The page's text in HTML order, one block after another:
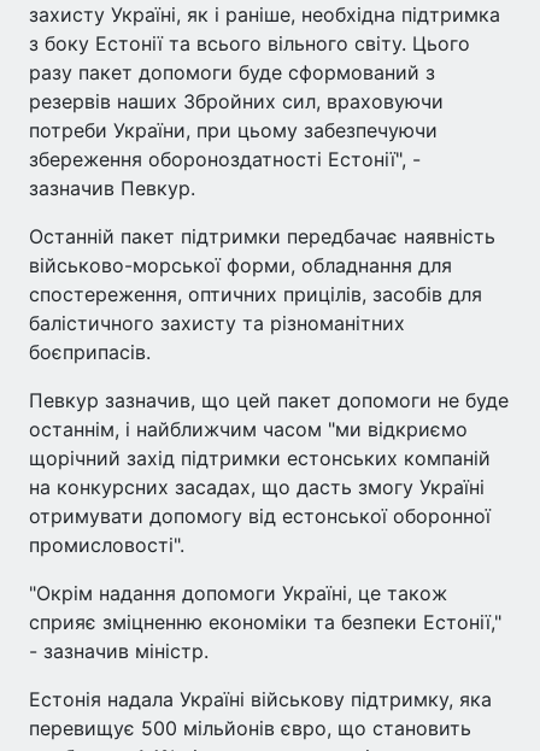
захисту Україні, як і раніше, необхідна підтримка
з боку Естонії та всього вільного світу. Цього
разу пакет допомоги буде сформований з
резервів наших Збройних сил, враховуючи
потреби України, при цьому забезпечуючи
збереження обороноздатності Естонії", -
зазначив Певкур.
Останній пакет підтримки передбачає наявність
військово-морської форми, обладнання для
спостереження, оптичних прицілів, засобів для
балістичного захисту та різноманітних
боєприпасів.
Певкур зазначив, що цей пакет допомоги не буде
останнім, і найближчим часом "ми відкриємо
щорічний захід підтримки естонських компаній
на конкурсних засадах, що дасть змогу Україні
отримувати допомогу від естонської оборонної
промисловості".
"Окрім надання допомоги Україні, це також
сприяє зміцненню економіки та безпеки Естонії,"
- зазначив міністр.
Естонія надала Україні військову підтримку, яка
перевищує 500 мільйонів євро, що становить